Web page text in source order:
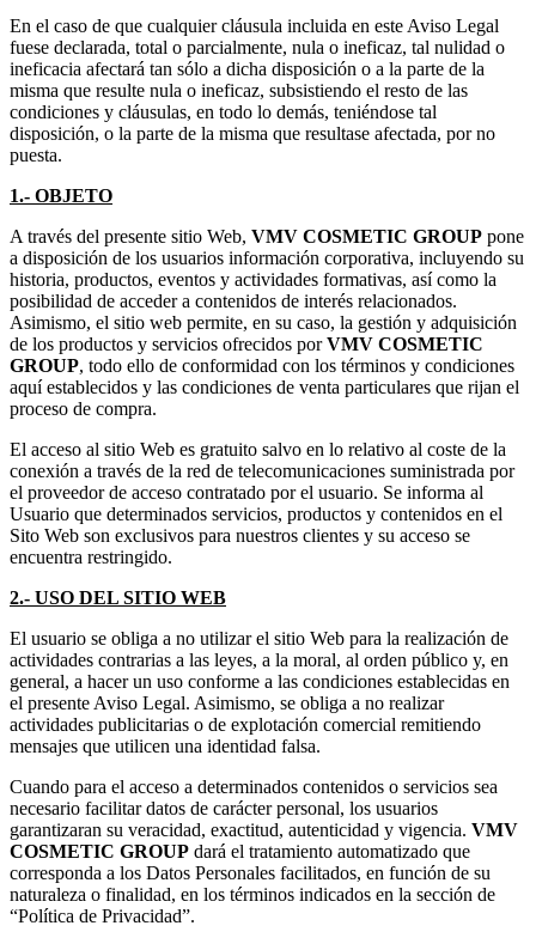
En el caso de que cualquier cláusula incluida en este Aviso Legal
fuese declarada, total o parcialmente, nula o ineficaz, tal nulidad o
ineficacia afectará tan sólo a dicha disposición o a la parte de la
misma que resulte nula o ineficaz, subsistiendo el resto de las
condiciones y cláusulas, en todo lo demás, teniéndose tal
disposición, o la parte de la misma que resultase afectada, por no
puesta.
1.- OBJETO
A través del presente sitio Web, VMV COSMETIC GROUP pone
a disposición de los usuarios información corporativa, incluyendo su
historia, productos, eventos y actividades formativas, así como la
posibilidad de acceder a contenidos de interés relacionados.
Asimismo, el sitio web permite, en su caso, la gestión y adquisición
de los productos y servicios ofrecidos porVMV COSMETIC
GROUP, todo ello de conformidad con los términos y condiciones
aquí establecidos y las condiciones de venta particulares que rijan el
proceso de compra.
El acceso al sitio Web es gratuito salvo en lo relativo al coste de la
conexión a través de la red de telecomunicaciones suministrada por
el proveedor de acceso contratado por el usuario. Se informa al
Usuario que determinados servicios, productos y contenidos en el
Sito Web son exclusivos para nuestros clientes y su acceso se
encuentra restringido.
2.- USO DEL SITIO WEB
El usuario se obliga a no utilizar el sitio Web para la realización de
actividades contrarias a las leyes, a la moral, al orden público y, en
general, a hacer un uso conforme a las condiciones establecidas en
el presente Aviso Legal. Asimismo, se obliga a no realizar
actividades publicitarias o de explotación comercial remitiendo
mensajes que utilicen una identidad falsa.
Cuando para el acceso a determinados contenidos o servicios sea
necesario facilitar datos de carácter personal, los usuarios
garantizaran su veracidad, exactitud, autenticidad y vigencia. VMV
COSMETIC GROUP dará el tratamiento automatizado que
corresponda a los Datos Personales facilitados, en función de su
naturaleza o finalidad, en los términos indicados en la sección de
“Política de Privacidad”.